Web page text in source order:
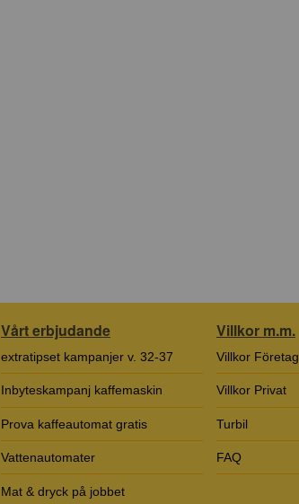
Vårt erbjudande
extratipset kampanjer v. 32-37
Inbyteskampanj kaffemaskin
Prova kaffeautomat gratis
Vattenautomater
Mat & dryck på jobbet
Villkor m.m.
Villkor Företag
Villkor Privat
Turbil
FAQ